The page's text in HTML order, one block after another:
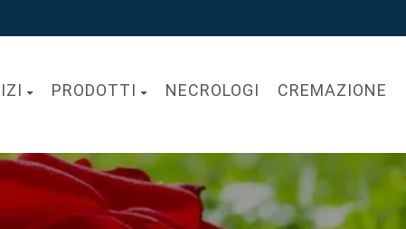
PRODOTTI NECROLOGI CREMAZIONE